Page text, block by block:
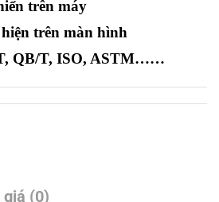
trên máy
trên màn hình
QB/T, ISO, ASTM……
(0)